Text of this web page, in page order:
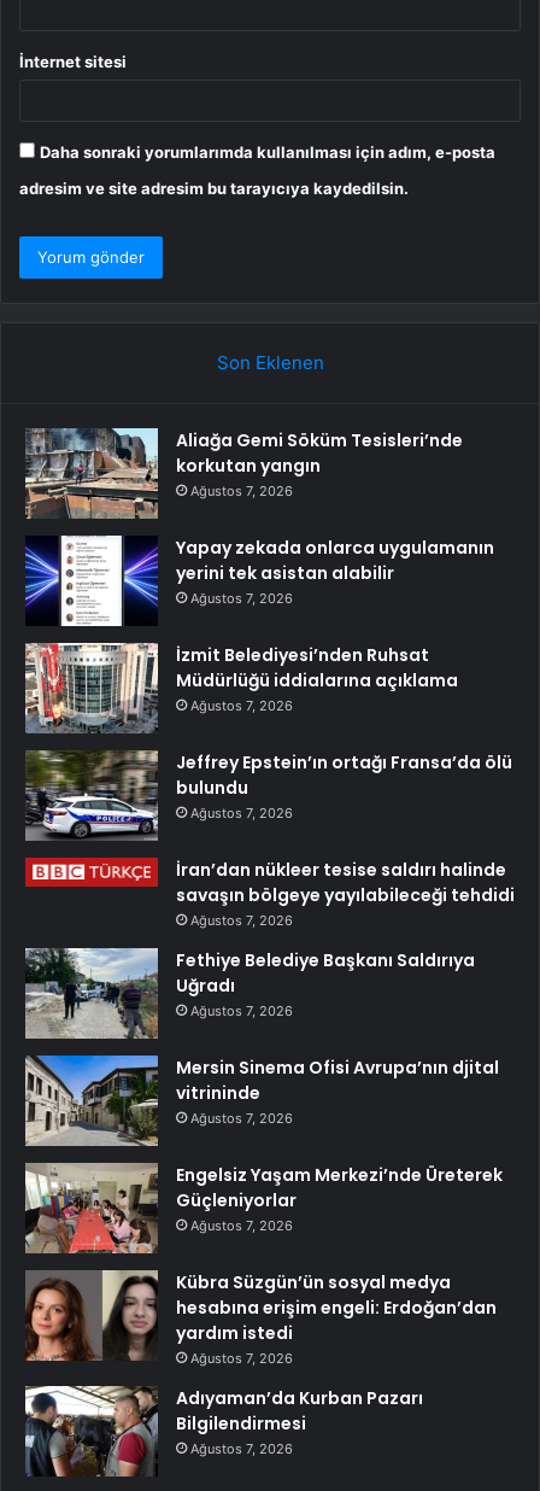
İnternet sitesi
Daha sonraki yorumlarımda kullanılması için adım, e-posta
adresim ve site adresim bu tarayıcıya kaydedilsin.
Son Eklenen
Aliağa Gemi Söküm Tesisleri’nde
korkutan yangın
Ağustos 7, 2026
Yapay zekada onlarca uygulamanın
yerini tek asistan alabilir
Ağustos 7, 2026
İzmit Belediyesi’nden Ruhsat
Müdürlüğü iddialarına açıklama
Ağustos 7, 2026
Jeffrey Epstein’ın ortağı Fransa’da ölü
bulundu
Ağustos 7, 2026
İran’dan nükleer tesise saldırı halinde
savaşın bölgeye yayılabileceği tehdidi
Ağustos 7, 2026
Fethiye Belediye Başkanı Saldırıya
Uğradı
Ağustos 7, 2026
Mersin Sinema Ofisi Avrupa’nın djital
vitrininde
Ağustos 7, 2026
Engelsiz Yaşam Merkezi’nde Üreterek
Güçleniyorlar
Ağustos 7, 2026
Kübra Süzgün’ün sosyal medya
hesabına erişim engeli: Erdoğan’dan
yardım istedi
Ağustos 7, 2026
Adıyaman’da Kurban Pazarı
Bilgilendirmesi
Ağustos 7, 2026